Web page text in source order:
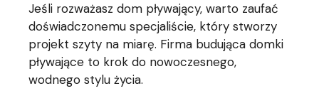
Jeśli rozważasz dom pływający, warto zaufać
doświadczonemu specjaliście, który stworzy
projekt szyty na miarę. Firma budująca domki
pływające to krok do nowoczesnego,
wodnego stylu życia.